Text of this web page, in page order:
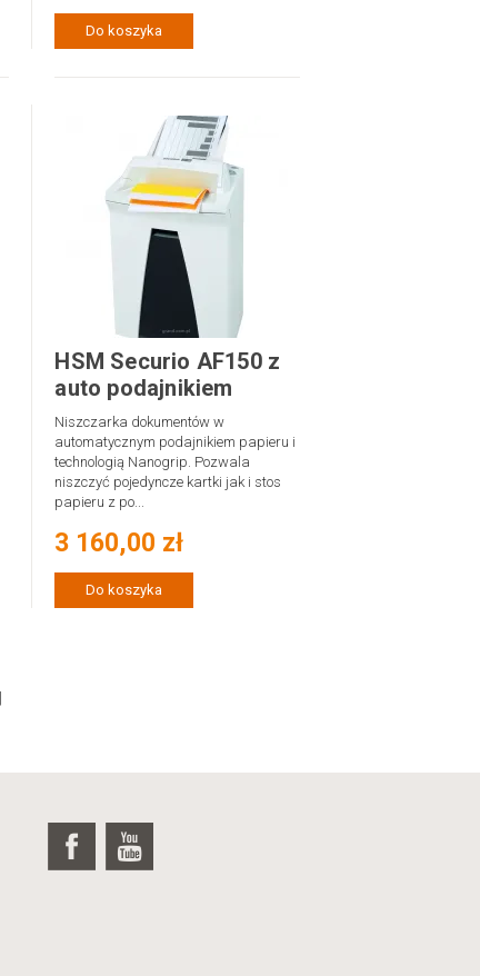
Do koszyka
HSM Securio AF150 z
auto podajnikiem
Niszczarka dokumentów w
automatycznym podajnikiem papieru i
technologią Nanogrip. Pozwala
niszczyć pojedyncze kartki jak i stos
papieru z po...
3 160,00 zł
Do koszyka